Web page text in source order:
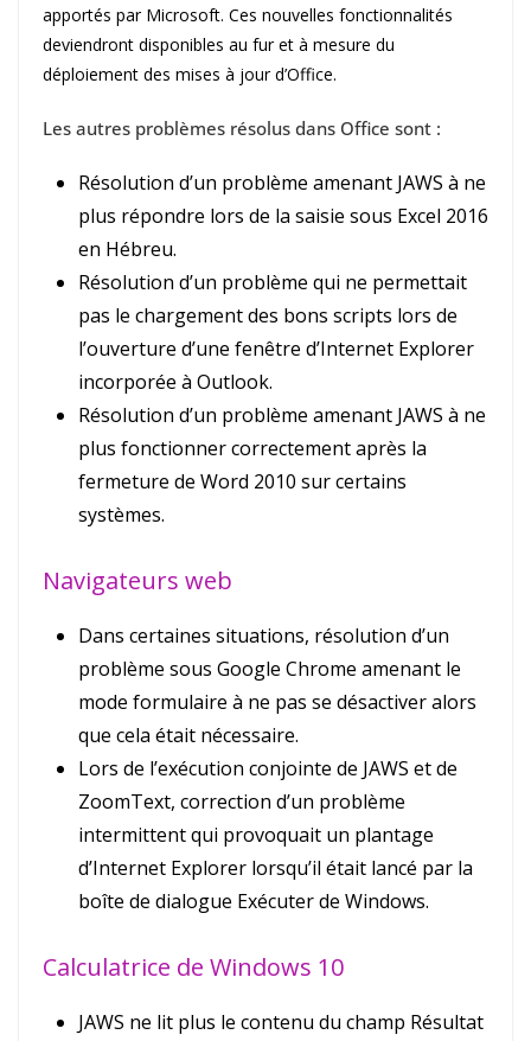
apportés par Microsoft. Ces nouvelles fonctionnalités
deviendront disponibles au fur et à mesure du
déploiement des mises à jour d’Office.
Les autres problèmes résolus dans Office sont :
Résolution d’un problème amenant JAWS à ne
plus répondre lors de la saisie sous Excel 2016
en Hébreu.
Résolution d’un problème qui ne permettait
pas le chargement des bons scripts lors de
l’ouverture d’une fenêtre d’Internet Explorer
incorporée à Outlook.
Résolution d’un problème amenant JAWS à ne
plus fonctionner correctement après la
fermeture de Word 2010 sur certains
systèmes.
Navigateurs web
Dans certaines situations, résolution d’un
problème sous Google Chrome amenant le
mode formulaire à ne pas se désactiver alors
que cela était nécessaire.
Lors de l’exécution conjointe de JAWS et de
ZoomText, correction d’un problème
intermittent qui provoquait un plantage
d’Internet Explorer lorsqu’il était lancé par la
boîte de dialogue Exécuter de Windows.
Calculatrice de Windows 10
JAWS ne lit plus le contenu du champ Résultat